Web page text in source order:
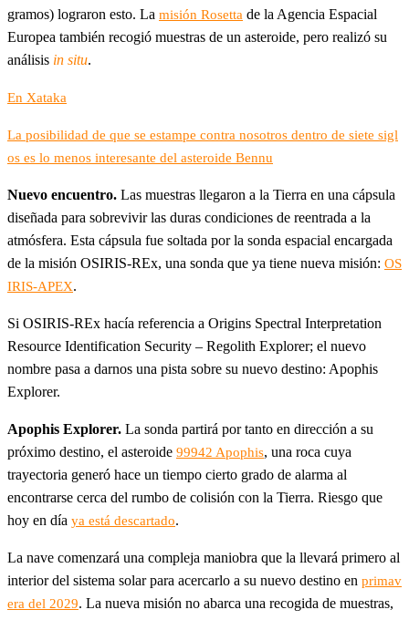
gramos) lograron esto. La misión Rosetta de la Agencia Espacial
Europea también recogió muestras de un asteroide, pero realizó su
análisis in situ.
En Xataka
La posibilidad de que se estampe contra nosotros dentro de siete sigl
os es lo menos interesante del asteroide Bennu
Nuevo encuentro. Las muestras llegaron a la Tierra en una cápsula
diseñada para sobrevivir las duras condiciones de reentrada a la
atmósfera. Esta cápsula fue soltada por la sonda espacial encargada
de la misión OSIRIS-REx, una sonda que ya tiene nueva misión: OS
IRIS-APEX.
Si OSIRIS-REx hacía referencia a Origins Spectral Interpretation
Resource Identification Security – Regolith Explorer; el nuevo
nombre pasa a darnos una pista sobre su nuevo destino: Apophis
Explorer.
Apophis Explorer. La sonda partirá por tanto en dirección a su
próximo destino, el asteroide 99942 Apophis, una roca cuya
trayectoria generó hace un tiempo cierto grado de alarma al
encontrarse cerca del rumbo de colisión con la Tierra. Riesgo que
hoy en día ya está descartado.
La nave comenzará una compleja maniobra que la llevará primero al
interior del sistema solar para acercarlo a su nuevo destino en primav
era del 2029. La nueva misión no abarca una recogida de muestras,